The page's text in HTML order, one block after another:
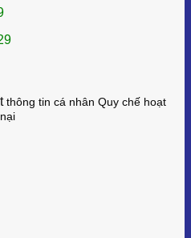
thông tin cá nhân Quy chế hoạt